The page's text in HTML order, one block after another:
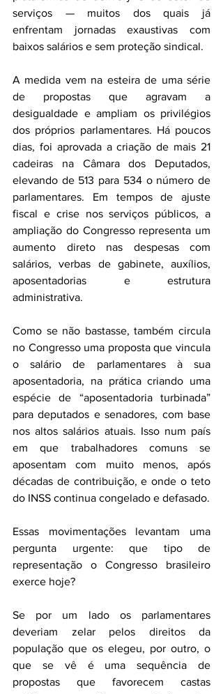
serviços — muitos dos quais já
enfrentam jornadas exaustivas com
baixos salários e sem proteção sindical.
A medida vem na esteira de uma série
de propostas que agravam a
desigualdade e ampliam os privilégios
dos próprios parlamentares. Há poucos
dias, foi aprovada a criação de mais 21
cadeiras na Câmara dos Deputados,
elevando de 513 para 534 o número de
parlamentares. Em tempos de ajuste
fiscal e crise nos serviços públicos, a
ampliação do Congresso representa um
aumento direto nas despesas com
salários, verbas de gabinete, auxílios,
aposentadorias e estrutura
administrativa.
Como se não bastasse, também circula
no Congresso uma proposta que vincula
o salário de parlamentares à sua
aposentadoria, na prática criando uma
espécie de “aposentadoria turbinada”
para deputados e senadores, com base
nos altos salários atuais. Isso num país
em que trabalhadores comuns se
aposentam com muito menos, após
décadas de contribuição, e onde o teto
do INSS continua congelado e defasado.
Essas movimentações levantam uma
pergunta urgente: que tipo de
representação o Congresso brasileiro
exerce hoje?
Se por um lado os parlamentares
deveriam zelar pelos direitos da
população que os elegeu, por outro, o
que se vê é uma sequência de
propostas que favorecem castas